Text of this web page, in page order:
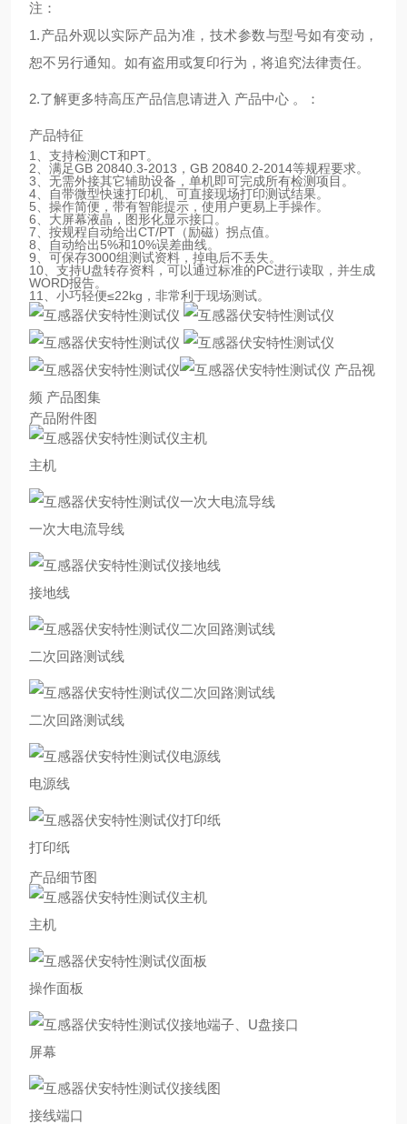
注：
1.产品外观以实际产品为准，技术参数与型号如有变动，
恕不另行通知。如有盗用或复印行为，将追究法律责任。
2.了解更多特高压产品信息请进入 产品中心 。：
产品特征
1、支持检测CT和PT。
2、满足GB 20840.3-2013，GB 20840.2-2014等规程要求。
3、无需外接其它辅助设备，单机即可完成所有检测项目。
4、自带微型快速打印机、可直接现场打印测试结果。
5、操作简便，带有智能提示，使用户更易上手操作。
6、大屏幕液晶，图形化显示接口。
7、按规程自动给出CT/PT（励磁）拐点值。
8、自动给出5%和10%误差曲线。
9、可保存3000组测试资料，掉电后不丢失。
10、支持U盘转存资料，可以通过标准的PC进行读取，并生成
WORD报告。
11、小巧轻便≤22kg，非常利于现场测试。
产品视
频 产品图集
产品附件图
主机
一次大电流导线
接地线
二次回路测试线
二次回路测试线
电源线
打印纸
产品细节图
主机
操作面板
屏幕
接线端口